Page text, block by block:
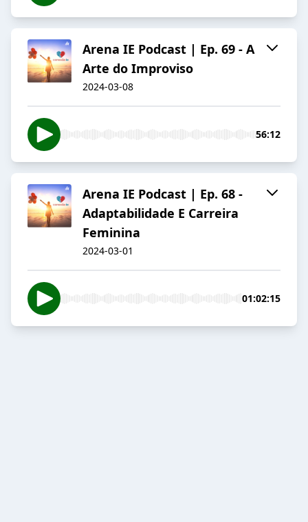
Arena IE Podcast | Ep. 69 - A
Arte do Improviso
2024-03-08
56:12
Arena IE Podcast | Ep. 68 -
Adaptabilidade E Carreira
Feminina
2024-03-01
01:02:15